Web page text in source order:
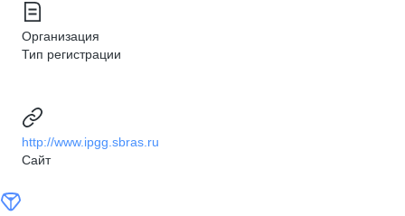
Организация
Тип регистрации
http://www.ipgg.sbras.ru
Сайт